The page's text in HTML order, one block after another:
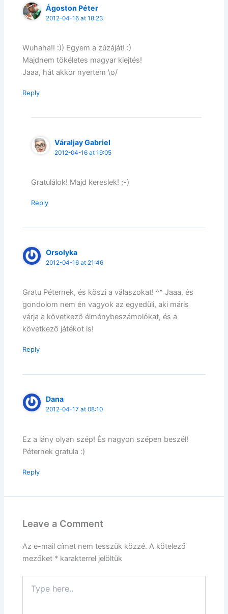
Ágoston Péter
2012-04-16 at 18:23
Wuhaha!! :)) Egyem a zúzáját! :)
Majdnem tökéletes magyar kiejtés!
Jaaa, hát akkor nyertem \o/
Reply
Váraljay Gabriel
2012-04-16 at 19:05
Gratulálok! Majd kereslek! ;-)
Reply
Orsolyka
2012-04-16 at 21:46
Gratu Péternek, és köszi a válaszokat! ^^ Jaaa, és
gondolom nem én vagyok az egyedüli, aki máris
várja a következő élménybeszámolókat, és a
következő játékot is!
Reply
Dana
2012-04-17 at 08:10
Ez a lány olyan szép! És nagyon szépen beszél!
Péternek gratula :)
Reply
Leave a Comment
Az e-mail címet nem tesszük közzé. A kötelező
mezőket * karakterrel jelöltük
here..